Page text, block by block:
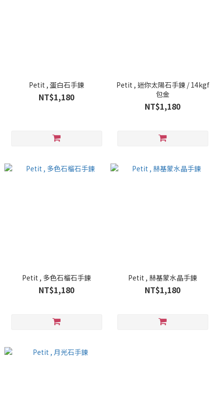
Petit , 蛋白石手鍊
NT$1,180
Petit , 迷你太陽石手鍊 / 14kgf
包金
NT$1,180
Petit , 多色石榴石手鍊
NT$1,180
Petit , 赫基蒙水晶手鍊
NT$1,180